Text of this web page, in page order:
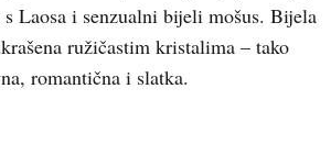
Laosa i senzualni bijeli mošus. Bijela
ružičastim kristalima – tako
romantična i slatka.